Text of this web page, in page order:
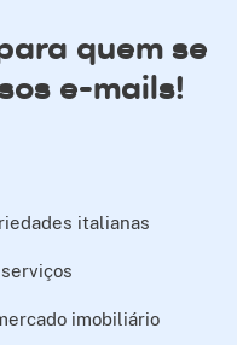
quem se
e-mails!
italianas
imobiliário